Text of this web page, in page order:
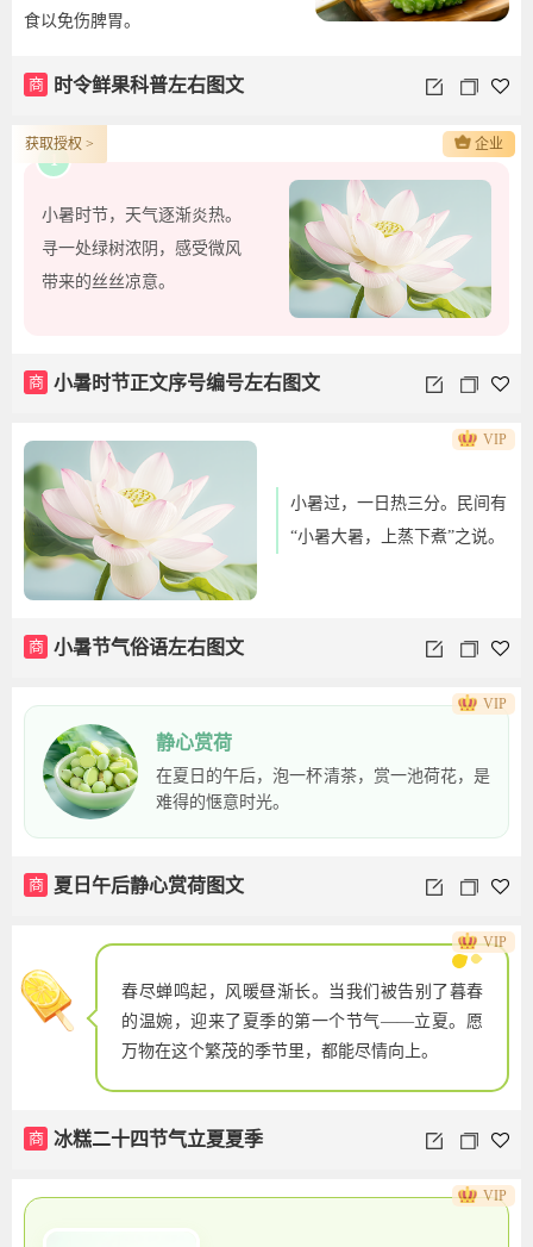
食以免伤脾胃。
商 时令鲜果科普左右图文
1
小暑时节，天气逐渐炎热。
寻一处绿树浓阴，感受微风
带来的丝丝凉意。
商 小暑时节正文序号编号左右图文
获取授权 > 企业
小暑过，一日热三分。民间有
“小暑大暑，上蒸下煮”之说。
商 小暑节气俗语左右图文
VIP
静心赏荷
在夏日的午后，泡一杯清茶，赏一池荷花，是
难得的惬意时光。
商 夏日午后静心赏荷图文
VIP
春尽蝉鸣起，风暖昼渐长。当我们被告别了暮春
的温婉，迎来了夏季的第一个节气——立夏。愿
万物在这个繁茂的季节里，都能尽情向上。
商 冰糕二十四节气立夏夏季
VIP
VIP